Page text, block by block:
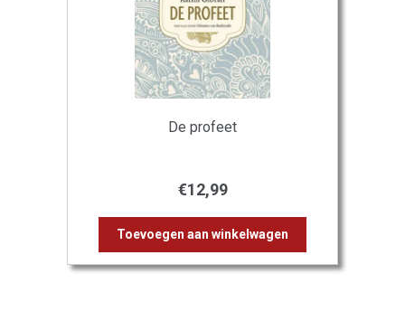
De profeet
€12,99
Toevoegen aan winkelwagen